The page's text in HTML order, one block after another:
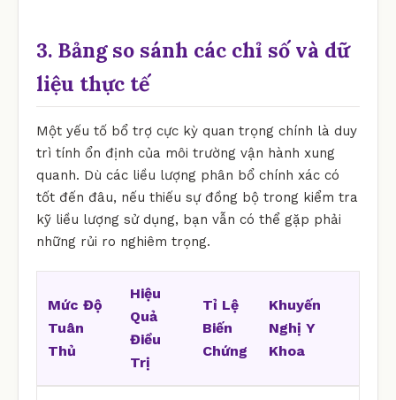
3. Bảng so sánh các chỉ số và dữ
liệu thực tế
Một yếu tố bổ trợ cực kỳ quan trọng chính là duy
trì tính ổn định của môi trường vận hành xung
quanh. Dù các liều lượng phân bổ chính xác có
tốt đến đâu, nếu thiếu sự đồng bộ trong kiểm tra
kỹ liều lượng sử dụng, bạn vẫn có thể gặp phải
những rủi ro nghiêm trọng.
Mức Độ
Tuân
Thủ
Hiệu
Quả
Điều
Trị
Tỉ Lệ
Biến
Chứng
Khuyến
Nghị Y
Khoa